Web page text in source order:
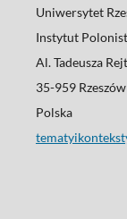
Uniwersytet
Instytut
Al. Tadeusza
35-959 Rzeszów
Polska